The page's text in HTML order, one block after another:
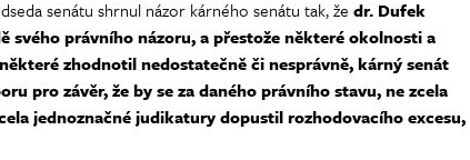
senátu shrnul názor kárného senátu tak, že dr. Dufek
svého právního názoru, a přestože některé okolnosti a
zhodnotil nedostatečně či nesprávně, kárný senát
pro závěr, že by se za daného právního stavu, ne zcela
jednoznačné judikatury dopustil rozhodovacího excesu,